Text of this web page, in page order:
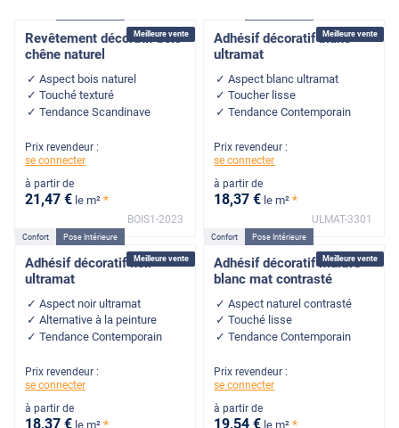
Meilleure vente
Revêtement décoratif bois
chêne naturel
Aspect bois naturel
Touché texturé
Tendance Scandinave
Prix revendeur :
se connecter
à partir de
21,47 € le m² *
BOIS1-2023
Meilleure vente
Adhésif décoratif blanc
ultramat
Aspect blanc ultramat
Toucher lisse
Tendance Contemporain
Prix revendeur :
se connecter
à partir de
18,37 € le m² *
ULMAT-3301
Meilleure vente
Confort Pose Intérieure
Adhésif décoratif noir
ultramat
Aspect noir ultramat
Alternative à la peinture
Tendance Contemporain
Prix revendeur :
se connecter
à partir de
18,37 € le m² *
Meilleure vente
Confort Pose Intérieure
Adhésif décoratif marbre
blanc mat contrasté
Aspect naturel contrasté
Touché lisse
Tendance Contemporain
Prix revendeur :
se connecter
à partir de
19,54 € le m² *